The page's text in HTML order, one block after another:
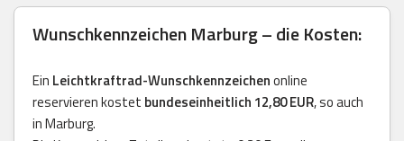
Wunschkennzeichen Marburg – die Kosten:
Ein Leichtkraftrad-Wunschkennzeichenonline
reservieren kostet bundeseinheitlich 12,80 EUR, so auch
in Marburg.